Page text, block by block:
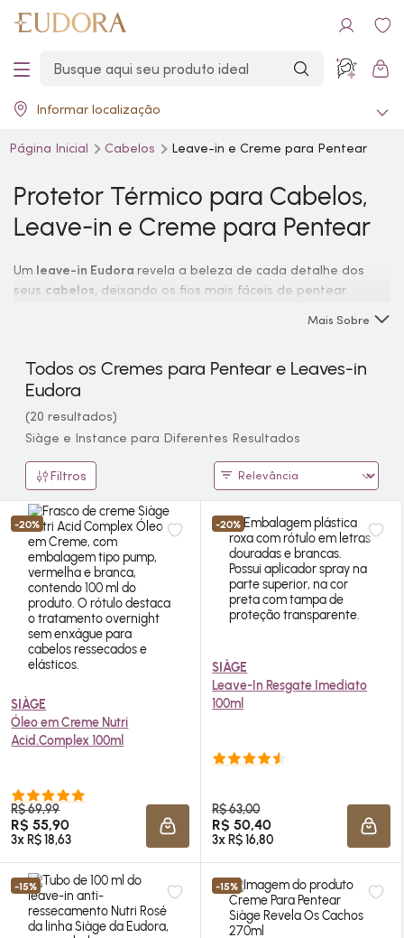
Informar localização
Página Inicial Cabelos Leave-in e Creme para Pentear
Protetor Térmico para Cabelos,
Leave-in e Creme para Pentear
Um leave-in Eudorarevela a beleza de cada detalhe dos
seus cabelos, deixando os fios mais fáceis de pentear
? O primeiro passo é escolher o
melhor penteado e pronto!
Mais Sobre
Todos os Cremes para Pentear e Leaves-in
Eudora
(20 resultados)
Siàge e Instance para Diferentes Resultados
Filtros
-20%
SIÀGE
Óleo em Creme Nutri
Acid.Complex 100ml
R$ 69,99
R$ 55,90
3x R$ 18,63 ADICIONAR À SACOLA
-20%
SIÀGE
Leave-In Resgate Imediato
100ml
R$ 63,00
R$ 50,40
3x R$ 16,80
-15% -15%